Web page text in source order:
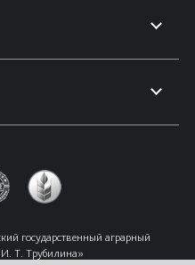
государственный аграрный
Т. Трубилина»